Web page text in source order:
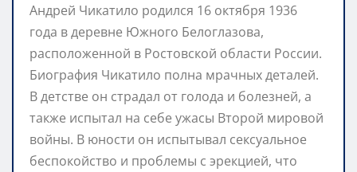
Андрей Чикатило родился 16 октября 1936
года в деревне Южного Белоглазова,
расположенной в Ростовской области России.
Биография Чикатило полна мрачных деталей.
В детстве он страдал от голода и болезней, а
также испытал на себе ужасы Второй мировой
войны. В юности он испытывал сексуальное
беспокойство и проблемы с эрекцией, что